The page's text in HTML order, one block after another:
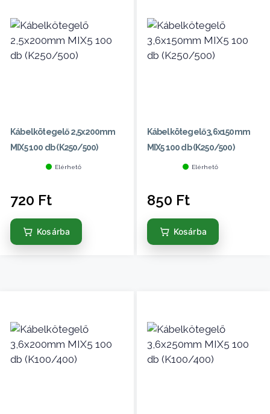
Kábelkötegelő 2,5x200mm
MIX5 100 db (K250/500)
Elérhető
720 Ft
Kosárba
Kábelkötegelő 3,6x150mm
MIX5 100 db (K250/500)
Elérhető
850 Ft
Kosárba